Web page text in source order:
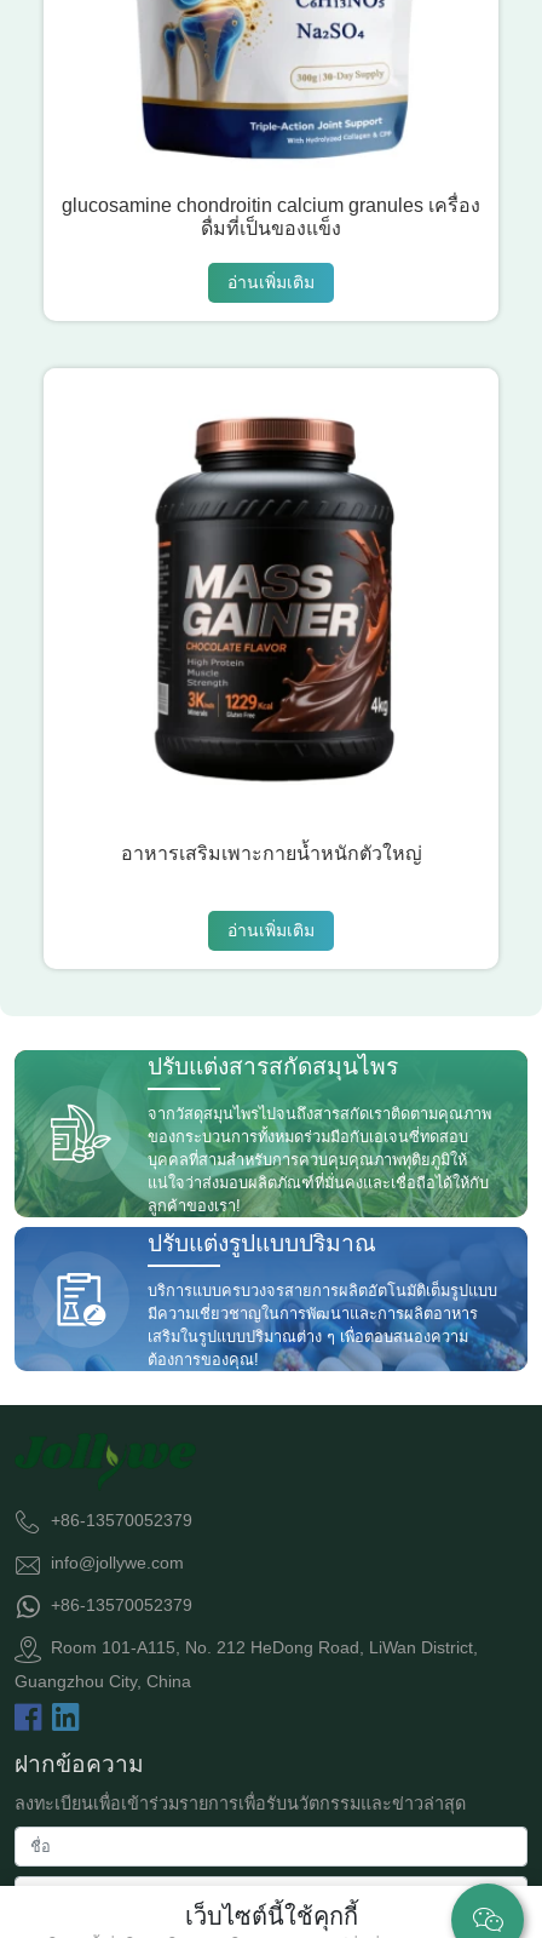
glucosamine chondroitin calcium granules เครื่อง
ดื่มที่เป็นของแข็ง
อ่านเพิ่มเติม
อาหารเสริมเพาะกายน้ำหนักตัวใหญ่
อ่านเพิ่มเติม
ปรับแต่งสารสกัดสมุนไพร
จากวัสดุสมุนไพรไปจนถึงสารสกัดเราติดตามคุณภาพ
ของกระบวนการทั้งหมดร่วมมือกับเอเจนซี่ทดสอบ
บุคคลที่สามสำหรับการควบคุมคุณภาพทุติยภูมิให้
แน่ใจว่าส่งมอบผลิตภัณฑ์ที่มั่นคงและเชื่อถือได้ให้กับ
ลูกค้าของเรา!
ปรับแต่งรูปแบบปริมาณ
บริการแบบครบวงจรสายการผลิตอัตโนมัติเต็มรูปแบบ
มีความเชี่ยวชาญในการพัฒนาและการผลิตอาหาร
เสริมในรูปแบบปริมาณต่าง ๆ เพื่อตอบสนองความ
ต้องการของคุณ!
เว็บไซต์นี้ใช้คุกกี้
+86-13570052379
info@jollywe.com
+86-13570052379
Room 101-A115, No. 212 HeDong Road, LiWan District,
Guangzhou City, China
ฝากข้อความ
ลงทะเบียนเพื่อเข้าร่วมรายการเพื่อรับนวัตกรรมและข่าวล่าสุด